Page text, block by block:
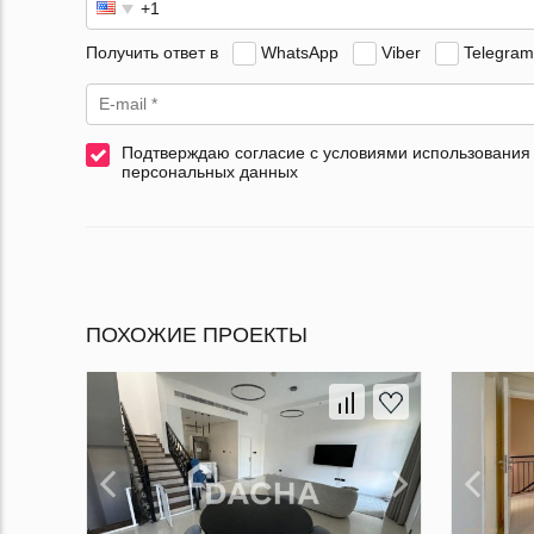
Получить ответ в WhatsApp Viber Telegram
Подтверждаю согласие с условиями использования
персональных данных
ПОХОЖИЕ ПРОЕКТЫ